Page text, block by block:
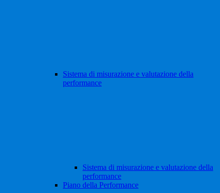
Sistema di misurazione e valutazione della
performance
Sistema di misurazione e valutazione della
performance
Piano della Performance